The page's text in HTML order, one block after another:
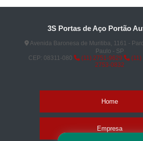
3S Portas de Aço Portão
Avenida Baronesa de Muritiba, 1161 -
Paulo - SP
CEP: 08311-080
(11) 2751-9629 (11)
2753-0832
Home
Empresa